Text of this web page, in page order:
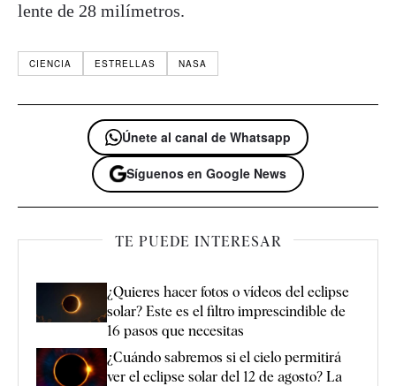
lente de 28 milímetros.
CIENCIA ESTRELLAS NASA
Únete al canal de Whatsapp
Síguenos en Google News
TE PUEDE INTERESAR
¿Quieres hacer fotos o vídeos del eclipse
solar? Este es el filtro imprescindible de
16 pasos que necesitas
¿Cuándo sabremos si el cielo permitirá
ver el eclipse solar del 12 de agosto? La